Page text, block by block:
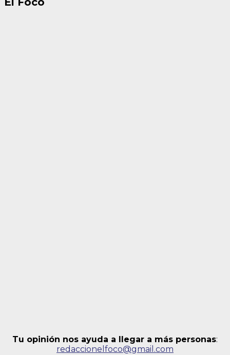
Tu opinión nos ayuda a llegar a más personas:
redaccionelfoco@gmail.com